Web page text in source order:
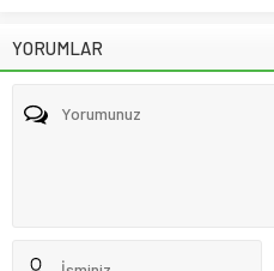
YORUMLAR